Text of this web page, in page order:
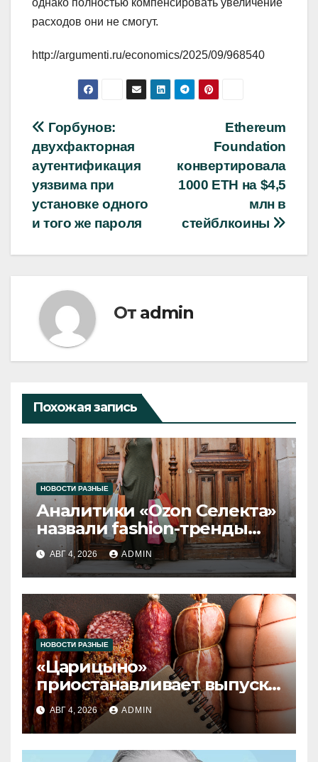
расходов они не смогут.
http://argumenti.ru/economics/2025/09/968540
Навигация
по
записям
Ethereum
Foundation
конвертировала
1000 ETH на $4,5
млн в
стейблкоины
Горбунов:
двухфакторная
аутентификация
уязвима при
установке одного
и того же пароля
От admin
Похожая запись
НОВОСТИ РАЗНЫЕ
Аналитики «Ozon Селекта»
назвали fashion-тренды
2026 года
АВГ 4, 2026 ADMIN
НОВОСТИ РАЗНЫЕ
«Царицыно»
приостанавливает выпуск
продукции
АВГ 4, 2026 ADMIN